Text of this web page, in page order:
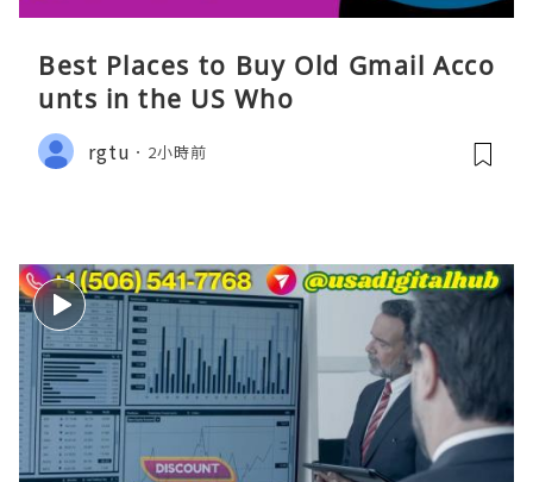
Best Places to Buy Old Gmail Acco
unts in the US Who
rgtu 2小時前